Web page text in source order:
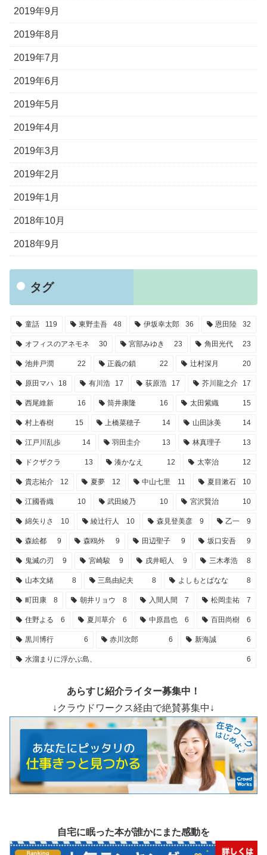
2019年9月
2019年8月
2019年7月
2019年6月
2019年5月
2019年4月
2019年3月
2019年2月
2019年1月
2018年10月
2018年9月
タグ
童話 119 東野圭吾 48 伊坂幸太郎 36 恩田陸 32
オフィスのアネモネ 30 宮部みゆき 23 角田光代 23
池井戸潤 22 正義の鎖 22 辻村深月 20
原田マハ 18 有川浩 17 荻原浩 17 芥川龍之介 17
西尾維新 16 筒井康隆 16 太田紫織 15
村上春樹 15 上橋菜穂子 14 山田詠美 14
江戸川乱歩 14 羽田圭介 13 林真理子 13
ドクザクラ 13 湊かなえ 12 太宰治 12
貴志祐介 12 夏夢 12 中山七里 11 夏目漱石 10
江國香織 10 武田綾乃 10 宮沢賢治 10
綿矢りさ 10 綾辻行人 10 森見登美彦 9 乙一 9
森絵都 9 森鴎外 9 田辺聖子 9 坂口安吾 9
鬼滅の刃 9 宮崎駿 9 戌井昭人 9 三木孝浩 8
山本文緒 8 三島由紀夫 8 よしもとばなな 8
町田康 8 朝井リョウ 8 入間人間 7 松岡圭祐 7
住野よる 6 夏川草介 6 中原昌也 6 百田尚樹 6
黒川博行 6 赤川次郎 6 新海誠 6
水溜まりに浮かぶ島、 6
あらすじ紹介ライター募集中！
↓クラウドワークス経由で絶賛募集中↓
自宅に眠った本が誰かにまた感動を